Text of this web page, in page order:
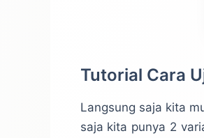
Tutorial Cara
Langsung saja kita
saja kita punya 2